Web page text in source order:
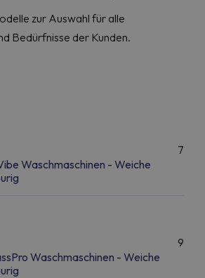
zur Auswahl für alle
Bedürfnisse der Kunden.
Waschmaschinen - Weiche
7
Waschmaschinen - Weiche
9